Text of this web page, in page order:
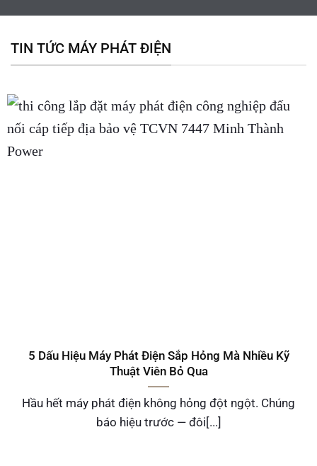
TIN TỨC MÁY PHÁT ĐIỆN
5 Dấu Hiệu Máy Phát Điện Sắp Hỏng Mà Nhiều Kỹ
Thuật Viên Bỏ Qua
Hầu hết máy phát điện không hỏng đột ngột. Chúng
báo hiệu trước — đôi[...]